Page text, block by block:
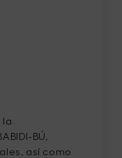
la
BÚ,
así como